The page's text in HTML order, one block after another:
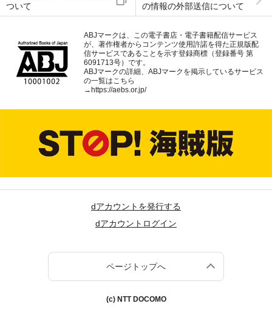
ついて
の情報の外部送信について
ABJマークは、この電子書店・電子書籍配信サービス
が、著作権者からコンテンツ使用許諾を得た正規版配
信サービスであることを示す登録商標（登録番号 第
6091713号）です。
ABJマークの詳細、ABJマークを掲示しているサービス
の一覧はこちら
→https://aebs.or.jp/
dアカウントを発行する
dアカウントログイン
ページトップへ
(c) NTT DOCOMO